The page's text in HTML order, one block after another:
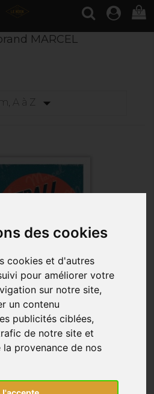
des cookies
cookies et d'autres
pour améliorer votre
sur notre site,
un contenu
publicités ciblées,
de notre site et
provenance de nos
0
MARCEL
A à Z 
- FOOTBALL
CLUB